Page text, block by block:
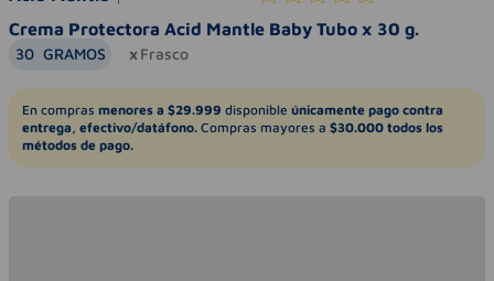
Crema Protectora Acid Mantle Baby Tubo x 30 g.
30 GRAMOS Frasco
En compras menores a $29.999 disponible únicamente pago contra
entrega, efectivo/datáfono. Compras mayores a $30.000 todos los
métodos de pago.